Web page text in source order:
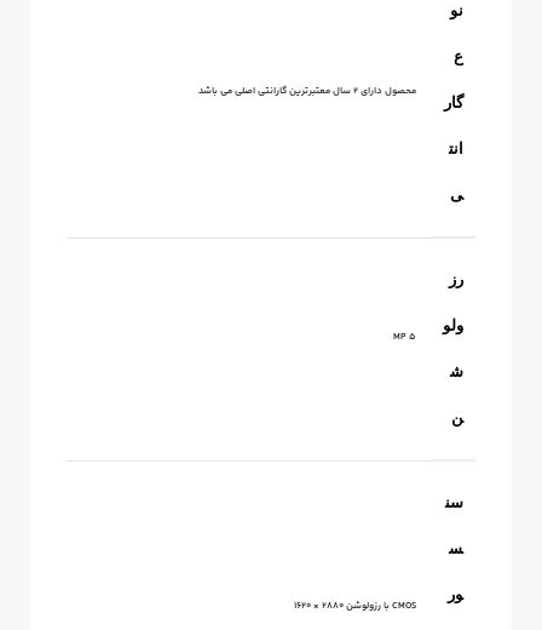
نو
ع
گار
انت
ی
محصول دارای 2 سال معتبرترین گارانتی اصلی می باشد
رز
ولو
ش
ن
5 MP
سن
س
ور
CMOS با رزولوشن 2880 × 1620